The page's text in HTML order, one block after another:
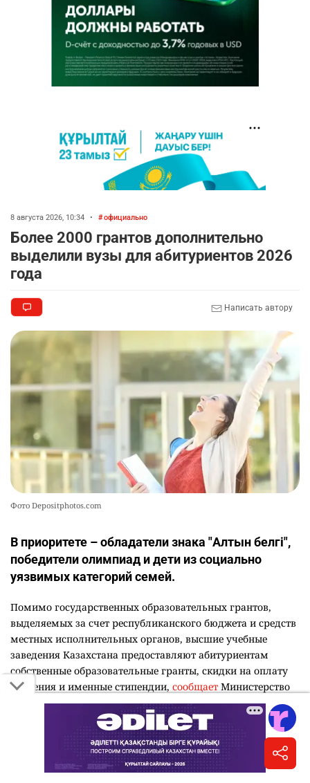
8 августа 2026, 10:34 • официально
Более 2000 грантов дополнительно
выделили вузы для абитуриентов 2026
года
Написать автору
Фото Depositphotos.com
В приоритете – обладатели знака "Алтын белгі",
победители олимпиад и дети из социально
уязвимых категорий семей.
Помимо государственных образовательных грантов,
выделяемых за счет республиканского бюджета и средств
местных исполнительных органов, высшие учебные
заведения Казахстана предоставляют абитуриентам
собственные образовательные гранты, скидки на оплату
обучения и именные стипендии, сообщает Министерство
науки и высшего образования РК.
В 2026 году общее количество ректорских,
университетских и внутренних образовательных грантов,
предлагаемых казахстанскими вузами, превышает 2000.